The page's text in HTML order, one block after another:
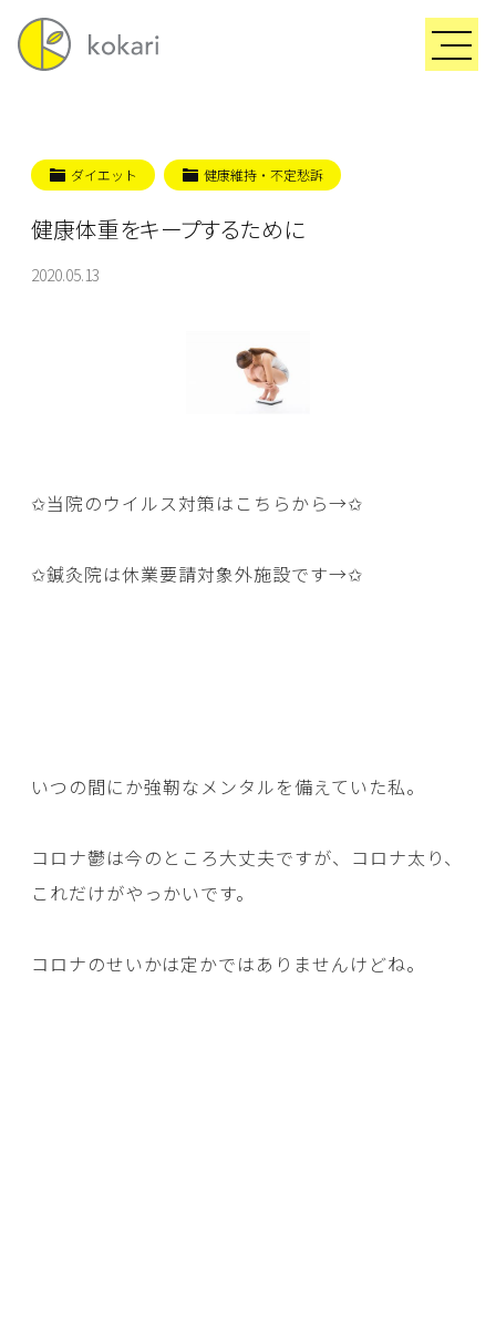
ダイエット 健康維持・不定愁訴
健康体重をキープするために
2020.05.13
✩当院のウイルス対策はこちらから→✩
✩鍼灸院は休業要請対象外施設です→✩
いつの間にか強靭なメンタルを備えていた私。
コロナ鬱は今のところ大丈夫ですが、コロナ太り、
これだけがやっかいです。
コロナのせいかは定かではありませんけどね。